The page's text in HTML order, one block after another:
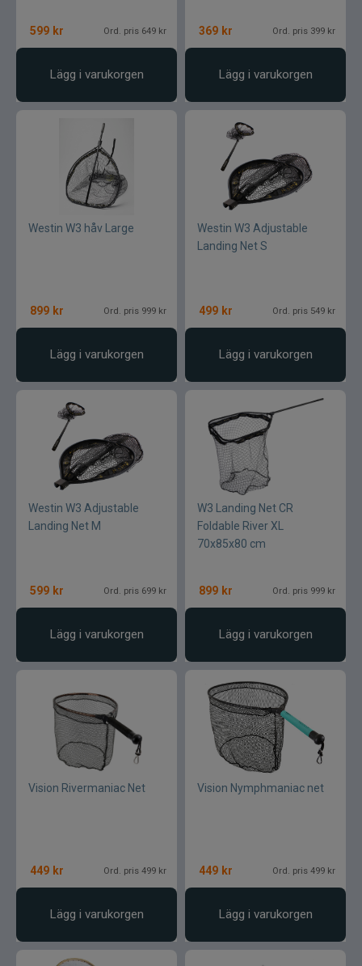
599 kr Ord. pris 649 kr
Lägg i varukorgen
369 kr Ord. pris 399 kr
Lägg i varukorgen
Westin W3 håv Large
899 kr Ord. pris 999 kr
Lägg i varukorgen
Westin W3 Adjustable
Landing Net S
499 kr Ord. pris 549 kr
Lägg i varukorgen
Westin W3 Adjustable
Landing Net M
599 kr Ord. pris 699 kr
Lägg i varukorgen
W3 Landing Net CR
Foldable River XL
70x85x80 cm
899 kr Ord. pris 999 kr
Lägg i varukorgen
Vision Rivermaniac Net
449 kr Ord. pris 499 kr
Lägg i varukorgen
Vision Nymphmaniac net
449 kr Ord. pris 499 kr
Lägg i varukorgen